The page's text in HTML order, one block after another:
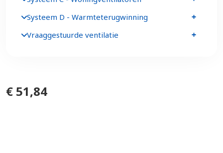
€ 51,84
Systeem D - Warmteterugwinning
Vraaggestuurde ventilatie